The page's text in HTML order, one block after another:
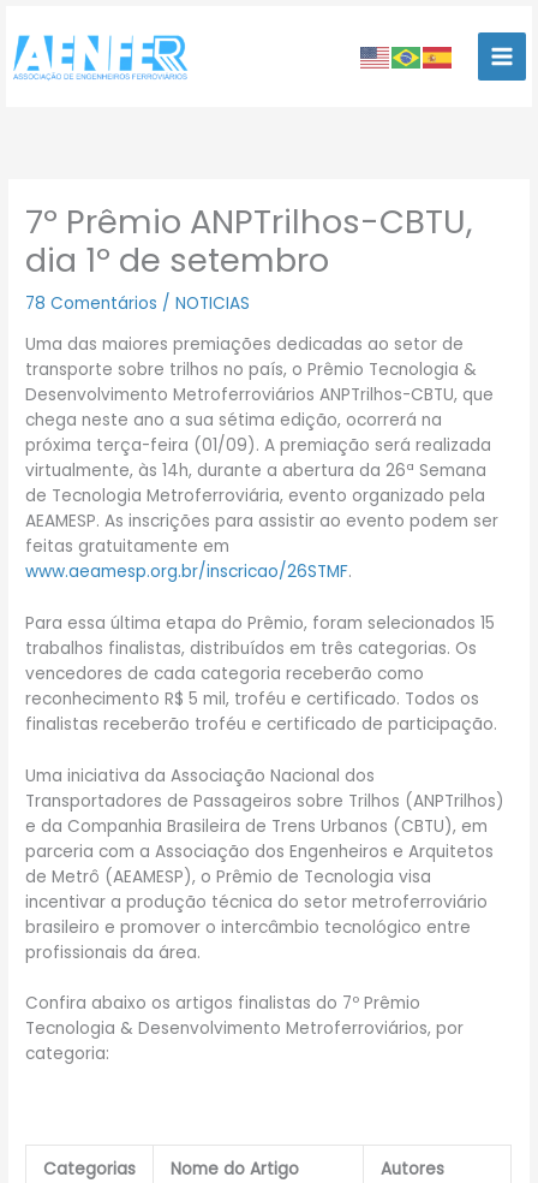
para
conteúdo
7º Prêmio ANPTrilhos-CBTU,
dia 1º de setembro
78 Comentários /NOTICIAS
Uma das maiores premiações dedicadas ao setor de
transporte sobre trilhos no país, o Prêmio Tecnologia &
Desenvolvimento Metroferroviários ANPTrilhos-CBTU, que
chega neste ano a sua sétima edição, ocorrerá na
próxima terça-feira (01/09). A premiação será realizada
virtualmente, às 14h, durante a abertura da 26ª Semana
de Tecnologia Metroferroviária, evento organizado pela
AEAMESP. As inscrições para assistir ao evento podem ser
feitas gratuitamente em
www.aeamesp.org.br/inscricao/26STMF.
Para essa última etapa do Prêmio, foram selecionados 15
trabalhos finalistas, distribuídos em três categorias. Os
vencedores de cada categoria receberão como
reconhecimento R$ 5 mil, troféu e certificado. Todos os
finalistas receberão troféu e certificado de participação.
Uma iniciativa da Associação Nacional dos
Transportadores de Passageiros sobre Trilhos (ANPTrilhos)
e da Companhia Brasileira de Trens Urbanos (CBTU), em
parceria com a Associação dos Engenheiros e Arquitetos
de Metrô (AEAMESP), o Prêmio de Tecnologia visa
incentivar a produção técnica do setor metroferroviário
brasileiro e promover o intercâmbio tecnológico entre
profissionais da área.
Confira abaixo os artigos finalistas do 7º Prêmio
Tecnologia & Desenvolvimento Metroferroviários, por
categoria:
Categorias Nome do Artigo Autores